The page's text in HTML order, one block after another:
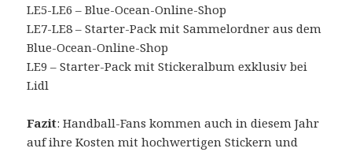
LE5-LE6 – Blue-Ocean-Online-Shop
LE7-LE8 – Starter-Pack mit Sammelordner aus dem
Blue-Ocean-Online-Shop
LE9 – Starter-Pack mit Stickeralbum exklusiv bei
Lidl
Fazit: Handball-Fans kommen auch in diesem Jahr
auf ihre Kosten mit hochwertigen Stickern und